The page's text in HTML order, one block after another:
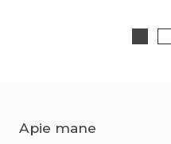
Apie mane